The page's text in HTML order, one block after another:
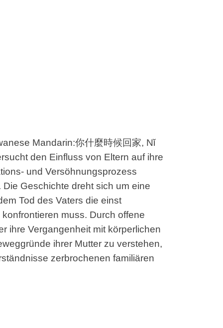
Mandarin:你什麼時候回家, Nǐ
den Einfluss von Eltern auf ihre
und Versöhnungsprozess
Geschichte dreht sich um eine
Tod des Vaters die einst
muss. Durch offene
ihre Vergangenheit mit körperlichen
ihrer Mutter zu verstehen,
zerbrochenen familiären